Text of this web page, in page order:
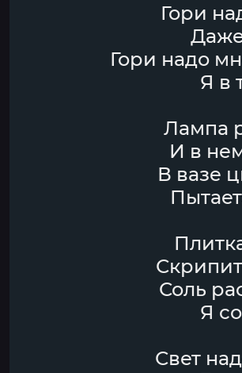
Гори
Гори надо
Я в
Лампа
И в
В вазе
Соль
Я
Свет